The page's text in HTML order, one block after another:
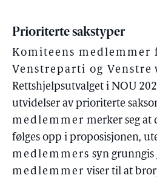
Prioriterte sakstyper
Komiteens medlemmer
Venstreparti og Venstre
Rettshjelpsutvalget i NOU
utvidelser av prioriterte
medlemmer merker seg at
følges opp i proposisjonen,
medlemmers syn grunngis
medlemmer viser til at